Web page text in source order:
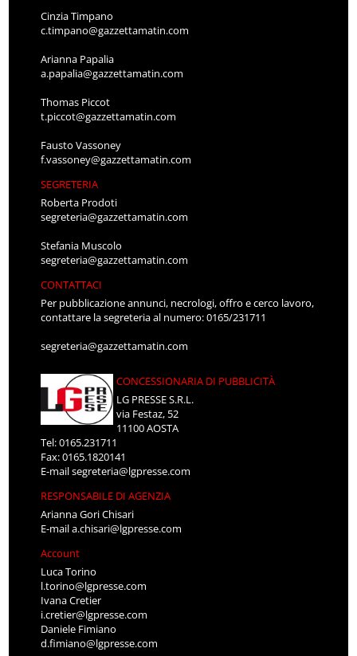
Cinzia Timpano
c.timpano@gazzettamatin.com
Arianna Papalia
a.papalia@gazzettamatin.com
Thomas Piccot
t.piccot@gazzettamatin.com
Fausto Vassoney
f.vassoney@gazzettamatin.com
SEGRETERIA
Roberta Prodoti
segreteria@gazzettamatin.com
Stefania Muscolo
segreteria@gazzettamatin.com
CONTATTACI
Per pubblicazione annunci, necrologi, offro e cerco lavoro,
contattare la segreteria al numero: 0165/231711
segreteria@gazzettamatin.com
CONCESSIONARIA DI PUBBLICITÀ
LG PRESSE S.R.L.
via Festaz, 52
11100 AOSTA
Tel: 0165.231711
Fax: 0165.1820141
E-mailsegreteria@lgpresse.com
RESPONSABILE DI AGENZIA
Arianna Gori Chisari
E-maila.chisari@lgpresse.com
Account
Luca Torino
l.torino@lgpresse.com
Ivana Cretier
i.cretier@lgpresse.com
Daniele Fimiano
d.fimiano@lgpresse.com